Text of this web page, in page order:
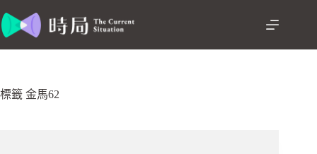
至
容
標籤 金馬62